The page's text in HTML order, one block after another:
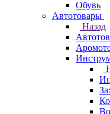
Обувь
Автотовары
Назад